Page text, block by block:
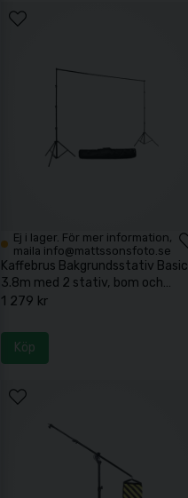
Ej i lager. För mer information,
maila info@mattssonsfoto.se
Kaffebrus Bakgrundsstativ Basic
3.8m med 2 stativ, bom och
väska
1 279 kr
Köp